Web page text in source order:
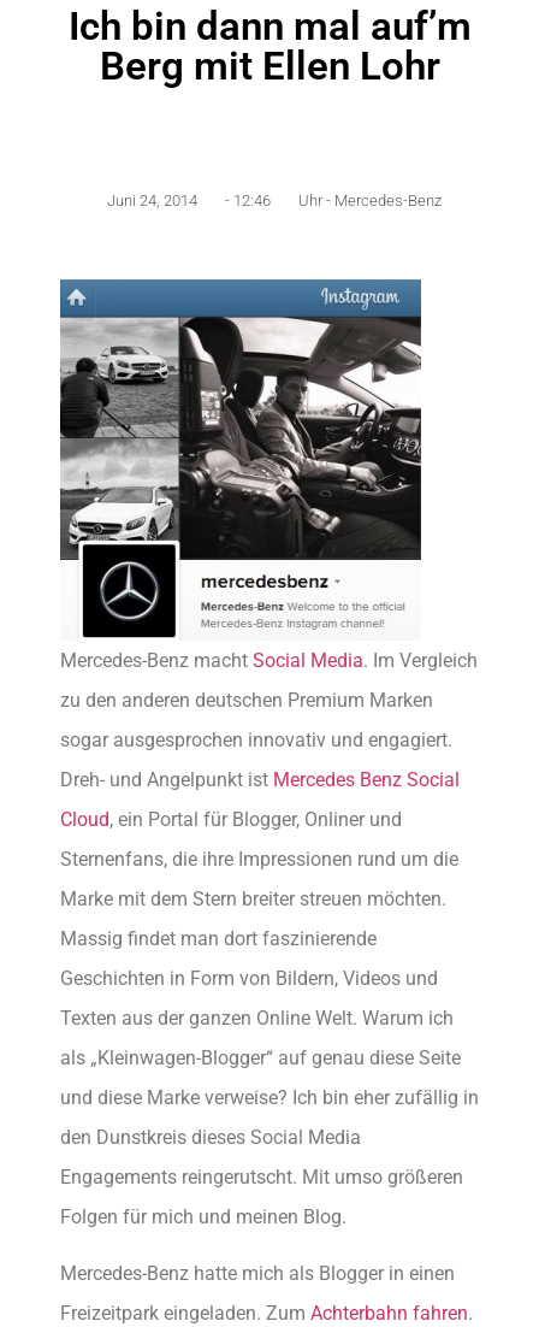
Ich bin dann mal auf’m
Berg mit Ellen Lohr
Juni 24, 2014 - 12:46 Uhr - Mercedes-Benz
Mercedes-Benz macht Social Media. Im Vergleich
zu den anderen deutschen Premium Marken
sogar ausgesprochen innovativ und engagiert.
Dreh- und Angelpunkt ist Mercedes Benz Social
Cloud, ein Portal für Blogger, Onliner und
Sternenfans, die ihre Impressionen rund um die
Marke mit dem Stern breiter streuen möchten.
Massig findet man dort faszinierende
Geschichten in Form von Bildern, Videos und
Texten aus der ganzen Online Welt. Warum ich
als „Kleinwagen-Blogger“ auf genau diese Seite
und diese Marke verweise? Ich bin eher zufällig in
den Dunstkreis dieses Social Media
Engagements reingerutscht. Mit umso größeren
Folgen für mich und meinen Blog.
Mercedes-Benz hatte mich als Blogger in einen
Freizeitpark eingeladen. Zum Achterbahn fahren.